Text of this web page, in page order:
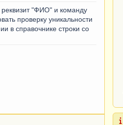
"ФИО" и команду
проверку уникальности
в справочнике строки со